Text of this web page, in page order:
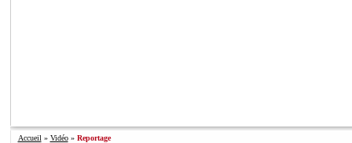
Accueil » Vidéo» Reportage